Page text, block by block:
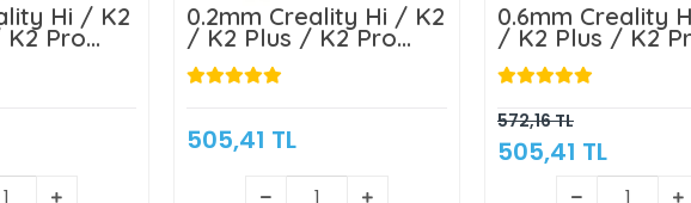
Hi / K2
Pro
Nozzle -
0.2mm Creality Hi / K2
/ K2 Plus / K2 Pro
Quick Swap Nozzle -
Klon
505,41 TL
0.6mm Creality
/ K2 Plus / K2
Quick Swap
Klon
572,16 TL
505,41 TL